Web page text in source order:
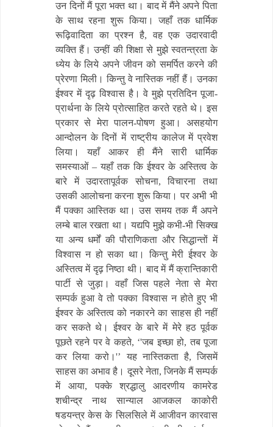
उन दिनों मैं पूरा भक्त था। बाद में मैंने अपने पिता
के साथ रहना शुरू किया। जहाँ तक धार्मिक
रूढ़िवादिता का प्रश्न है, वह एक उदारवादी
व्यक्ति हैं। उन्हीं की शिक्षा से मुझे स्वतन्त्रता के
ध्येय के लिये अपने जीवन को समर्पित करने की
प्रेरणा मिली। किन्तु वे नास्तिक नहीं हैं। उनका
ईश्वर में दृढ़ विश्वास है। वे मुझे प्रतिदिन पूजा-
प्रार्थना के लिये प्रोत्साहित करते रहते थे। इस
प्रकार से मेरा पालन-पोषण हुआ। असहयोग
आन्दोलन के दिनों में राष्ट्रीय कालेज में प्रवेश
लिया। यहाँ आकर ही मैंने सारी धार्मिक
समस्याओं – यहाँ तक कि ईश्वर के अस्तित्व के
बारे में उदारतापूर्वक सोचना, विचारना तथा
उसकी आलोचना करना शुरू किया। पर अभी भी
मैं पक्का आस्तिक था। उस समय तक मैं अपने
लम्बे बाल रखता था। यद्यपि मुझे कभी-भी सिक्ख
या अन्य धर्मों की पौराणिकता और सिद्धान्तों में
विश्वास न हो सका था। किन्तु मेरी ईश्वर के
अस्तित्व में दृढ़ निष्ठा थी। बाद में मैं क्रान्तिकारी
पार्टी से जुड़ा। वहाँ जिस पहले नेता से मेरा
सम्पर्क हुआ वे तो पक्का विश्वास न होते हुए भी
ईश्वर के अस्तित्व को नकारने का साहस ही नहीं
कर सकते थे। ईश्वर के बारे में मेरे हठ पूर्वक
पूछते रहने पर वे कहते, ‘'जब इच्छा हो, तब पूजा
कर लिया करो।'’ यह नास्तिकता है, जिसमें
साहस का अभाव है। दूसरे नेता, जिनके मैं सम्पर्क
में आया, पक्के श्रद्धालु आदरणीय कामरेड
शचीन्द्र नाथ सान्याल आजकल काकोरी
षडयन्त्र केस के सिलसिले में आजीवन कारवास